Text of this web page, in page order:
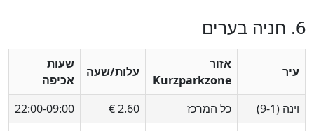
אזור
Kurzparkzone
עלות/שעה
שעות
אכיפה
(1‑9)
כל המרכז 2.60 €
09:00‑22:00